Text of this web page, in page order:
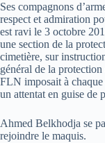
Ses compagnons
respect et admiration
est ravi le 3 octobre
une section de la
cimetière, sur
général de la
FLN imposait à
un attentat en guise de
Ahmed Belkhodja se
rejoindre le maquis.